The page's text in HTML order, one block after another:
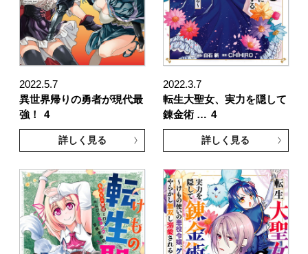
2022.5.7
異世界帰りの勇者が現代最
強！
4
詳しく見る
2022.3.7
転生大聖女、実力を隠して
錬金術 … 4
詳しく見る